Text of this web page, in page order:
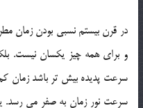
در قرن بيستم نسبي بودن زمان
و براي همه چيز يکسان نيست.
سرعت پديده بيش تر باشد زمان
سرعت نور زمان به صفر مي رسد.